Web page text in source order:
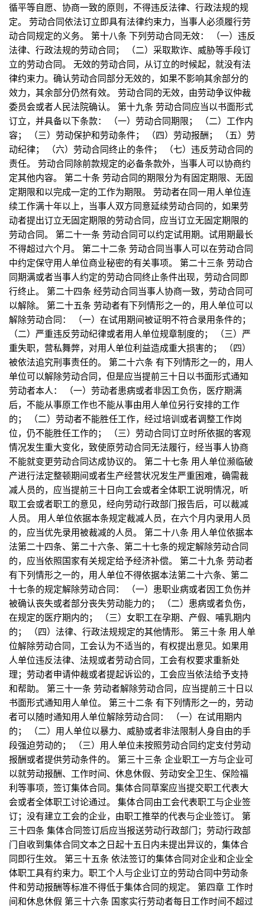
循平等自愿、协商一致的原则，不得违反法律、行政法规的规
定。 劳动合同依法订立即具有法律约束力，当事人必须履行劳
动合同规定的义务。 第十八条 下列劳动合同无效： （一）违反
法律、行政法规的劳动合同； （二）采取欺诈、威胁等手段订
立的劳动合同。 无效的劳动合同，从订立的时候起，就没有法
律约束力。确认劳动合同部分无效的，如果不影响其余部分的
效力，其余部分仍然有效。 劳动合同的无效，由劳动争议仲裁
委员会或者人民法院确认。 第十九条 劳动合同应当以书面形式
订立，并具备以下条款： （一）劳动合同期限； （二）工作内
容； （三）劳动保护和劳动条件； （四）劳动报酬； （五）劳
动纪律； （六）劳动合同终止的条件； （七）违反劳动合同的
责任。 劳动合同除前款规定的必备条款外，当事人可以协商约
定其他内容。 第二十条 劳动合同的期限分为有固定期限、无固
定期限和以完成一定的工作为期限。 劳动者在同一用人单位连
续工作满十年以上，当事人双方同意延续劳动合同的，如果劳
动者提出订立无固定期限的劳动合同，应当订立无固定期限的
劳动合同。 第二十一条 劳动合同可以约定试用期。试用期最长
不得超过六个月。 第二十二条 劳动合同当事人可以在劳动合同
中约定保守用人单位商业秘密的有关事项。 第二十三条 劳动合
同期满或者当事人约定的劳动合同终止条件出现，劳动合同即
行终止。 第二十四条 经劳动合同当事人协商一致，劳动合同可
以解除。 第二十五条 劳动者有下列情形之一的，用人单位可以
解除劳动合同： （一）在试用期间被证明不符合录用条件的；
（二）严重违反劳动纪律或者用人单位规章制度的； （三）严
重失职，营私舞弊，对用人单位利益造成重大损害的； （四）
被依法追究刑事责任的。 第二十六条 有下列情形之一的，用人
单位可以解除劳动合同，但是应当提前三十日以书面形式通知
劳动者本人： （一）劳动者患病或者非因工负伤，医疗期满
后，不能从事原工作也不能从事由用人单位另行安排的工作
的； （二）劳动者不能胜任工作，经过培训或者调整工作岗
位，仍不能胜任工作的； （三）劳动合同订立时所依据的客观
情况发生重大变化，致使原劳动合同无法履行，经当事人协商
不能就变更劳动合同达成协议的。 第二十七条 用人单位濒临破
产进行法定整顿期间或者生产经营状况发生严重困难，确需裁
减人员的，应当提前三十日向工会或者全体职工说明情况，听
取工会或者职工的意见，经向劳动行政部门报告后，可以裁减
人员。 用人单位依据本条规定裁减人员，在六个月内录用人员
的，应当优先录用被裁减的人员。 第二十八条 用人单位依据本
法第二十四条、第二十六条、第二十七条的规定解除劳动合同
的，应当依照国家有关规定给予经济补偿。 第二十九条 劳动者
有下列情形之一的，用人单位不得依据本法第二十六条、第二
十七条的规定解除劳动合同： （一）患职业病或者因工负伤并
被确认丧失或者部分丧失劳动能力的； （二）患病或者负伤，
在规定的医疗期内的； （三）女职工在孕期、产假、哺乳期内
的； （四）法律、行政法规规定的其他情形。 第三十条 用人单
位解除劳动合同，工会认为不适当的，有权提出意见。如果用
人单位违反法律、法规或者劳动合同，工会有权要求重新处
理；劳动者申请仲裁或者提起诉讼的，工会应当依法给予支持
和帮助。 第三十一条 劳动者解除劳动合同，应当提前三十日以
书面形式通知用人单位。 第三十二条 有下列情形之一的，劳动
者可以随时通知用人单位解除劳动合同： （一）在试用期内
的； （二）用人单位以暴力、威胁或者非法限制人身自由的手
段强迫劳动的； （三）用人单位未按照劳动合同约定支付劳动
报酬或者提供劳动条件的。 第三十三条 企业职工一方与企业可
以就劳动报酬、工作时间、休息休假、劳动安全卫生、保险福
利等事项，签订集体合同。集体合同草案应当提交职工代表大
会或者全体职工讨论通过。 集体合同由工会代表职工与企业签
订；没有建立工会的企业，由职工推举的代表与企业签订。 第
三十四条 集体合同签订后应当报送劳动行政部门；劳动行政部
门自收到集体合同文本之日起十五日内未提出异议的，集体合
同即行生效。 第三十五条 依法签订的集体合同对企业和企业全
体职工具有约束力。职工个人与企业订立的劳动合同中劳动条
件和劳动报酬等标准不得低于集体合同的规定。 第四章 工作时
间和休息休假 第三十六条 国家实行劳动者每日工作时间不超过